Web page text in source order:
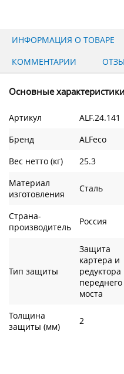
ИНФОРМАЦИЯ О ТОВАРЕ
КОММЕНТАРИИ
Основные
Артикул
ALF.24.141
Бренд
ALFeco
Вес нетто (кг)
25.3
Материал
изготовления
Сталь
Страна-
производитель
Россия
Тип защиты
Защита
картера и
редуктора
переднего
моста
Толщина
защиты (мм)
2